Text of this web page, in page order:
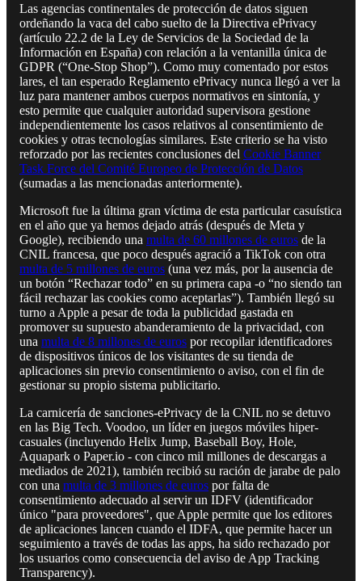
Las agencias continentales de protección de datos siguen
ordeñando la vaca del cabo suelto de la Directiva ePrivacy
(artículo 22.2 de la Ley de Servicios de la Sociedad de la
Información en España) con relación a la ventanilla única de
GDPR (“One-Stop Shop”). Como muy comentado por estos
lares, el tan esperado Reglamento ePrivacy nunca llegó a ver la
luz para mantener ambos cuerpos normativos en sintonía, y
esto permite que cualquier autoridad supervisora gestione
independientemente los casos relativos al consentimiento de
cookies y otras tecnologías similares. Este criterio se ha visto
reforzado por las recientes conclusiones del Cookie Banner
Task Force del Comité Europeo de Protección de Datos
(sumadas a las mencionadas anteriormente).
Microsoft fue la última gran víctima de esta particular casuística
en el año que ya hemos dejado atrás (después de Meta y
Google), recibiendo una multa de 60 millones de euros de la
CNIL francesa, que poco después agració a TikTok con otra
multa de 5 millones de euros (una vez más, por la ausencia de
un botón “Rechazar todo” en su primera capa -o “no siendo tan
fácil rechazar las cookies como aceptarlas”). También llegó su
turno a Apple a pesar de toda la publicidad gastada en
promover su supuesto abanderamiento de la privacidad, con
una multa de 8 millones de euros por recopilar identificadores
de dispositivos únicos de los visitantes de su tienda de
aplicaciones sin previo consentimiento o aviso, con el fin de
gestionar su propio sistema publicitario.
La carnicería de sanciones-ePrivacy de la CNIL no se detuvo
en las Big Tech. Voodoo, un líder en juegos móviles hiper-
casuales (incluyendo Helix Jump, Baseball Boy, Hole,
Aquapark o Paper.io - con cinco mil millones de descargas a
mediados de 2021), también recibió su ración de jarabe de palo
con una multa de 3 millones de euros por falta de
consentimiento adecuado al servir un IDFV (identificador
único "para proveedores", que Apple permite que los editores
de aplicaciones lancen cuando el IDFA, que permite hacer un
seguimiento a través de todas las apps, ha sido rechazado por
los usuarios como consecuencia del aviso de App Tracking
Transparency).